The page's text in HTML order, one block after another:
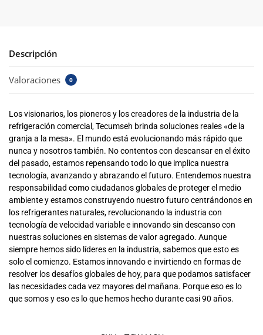
Descripción
Valoraciones 0
Los visionarios, los pioneros y los creadores de la industria de la
refrigeración comercial, Tecumseh brinda soluciones reales «de la
granja a la mesa». El mundo está evolucionando más rápido que
nunca y nosotros también. No contentos con descansar en el éxito
del pasado, estamos repensando todo lo que implica nuestra
tecnología, avanzando y abrazando el futuro. Entendemos nuestra
responsabilidad como ciudadanos globales de proteger el medio
ambiente y estamos construyendo nuestro futuro centrándonos en
los refrigerantes naturales, revolucionando la industria con
tecnología de velocidad variable e innovando sin descanso con
nuestras soluciones en sistemas de valor agregado. Aunque
siempre hemos sido líderes en la industria, sabemos que esto es
solo el comienzo. Estamos innovando e invirtiendo en formas de
resolver los desafíos globales de hoy, para que podamos satisfacer
las necesidades cada vez mayores del mañana. Porque eso es lo
que somos y eso es lo que hemos hecho durante casi 90 años.